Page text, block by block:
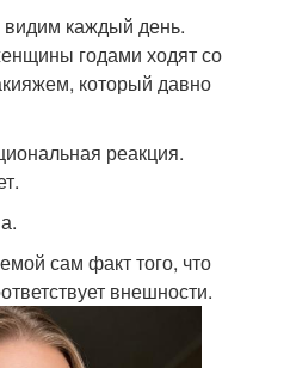
каждый день.
годами ходят со
который давно
реакция.
сам факт того, что
внешности.